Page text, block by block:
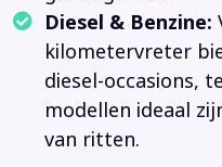
Diesel & Benzine:
kilometervreter
diesel-occasions,
modellen ideaal
van ritten.